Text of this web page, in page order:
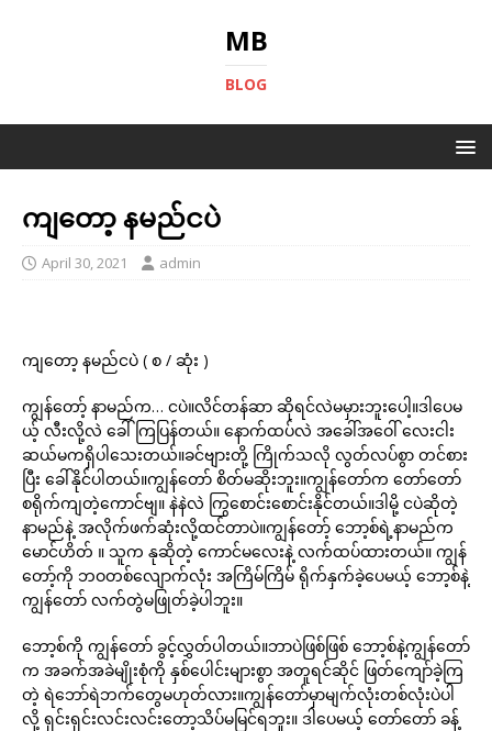
MB
BLOG
ကျတော့ နမည်ငပဲ
April 30, 2021 admin
ကျတော့ နမည်ငပဲ ( စ / ဆုံး )
ကျွန်တော့် နာမည်က… ငပဲ။လိင်တန်ဆာ ဆိုရင်လဲမမှားဘူးပေါ့။ဒါပေမ
ယ့် လီးလို့လဲ ခေါ်ကြပြန်တယ်။ နောက်ထပ်လဲ အခေါ်အဝေါ် လေးငါး
ဆယ်မကရှိပါသေးတယ်။ခင်ဗျားတို့ ကြိုက်သလို လွတ်လပ်စွာ တင်စား
ပြီး ခေါ်နိုင်ပါတယ်။ကျွန်တော် စိတ်မဆိုးဘူး။ကျွန်တော်က တော်တော်
စရိုက်ကျတဲ့ကောင်ဗျ။ နဲနဲလဲ ကြွစောင်းစောင်းနိုင်တယ်။ဒါမို့ ငပဲဆိုတဲ့
နာမည်နဲ့ အလိုက်ဖက်ဆုံးလို့ထင်တာပဲ။ကျွန်တော့် ဘော့စ်ရဲ့နာမည်က
မောင်ဟိတ် ။ သူက နုဆိုတဲ့ ကောင်မလေးနဲ့ လက်ထပ်ထားတယ်။ ကျွန်
တော့်ကို ဘဝတစ်လျောက်လုံး အကြိမ်ကြိမ် ရိုက်နှက်ခဲ့ပေမယ့် ဘော့စ်နဲ့
ကျွန်တော် လက်တွဲမဖြုတ်ခဲ့ပါဘူး။
ဘော့စ်ကို ကျွန်တော် ခွင့်လွှတ်ပါတယ်။ဘာပဲဖြစ်ဖြစ် ဘော့စ်နဲ့ကျွန်တော်
က အခက်အခဲမျိုးစုံကို နှစ်ပေါင်းများစွာ အတူရင်ဆိုင် ဖြတ်ကျော်ခဲ့ကြ
တဲ့ ရဲဘော်ရဲဘက်တွေမဟုတ်လား။ကျွန်တော်မှာမျက်လုံးတစ်လုံးပဲပါ
လို့ ရှင်းရှင်းလင်းလင်းတော့သိပ်မမြင်ရဘူး။ ဒါပေမယ့် တော်တော် ခန့်